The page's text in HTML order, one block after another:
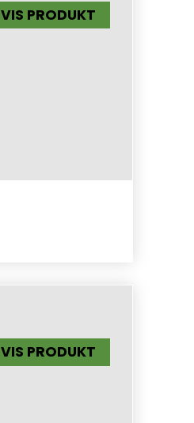
VIS PRODUKT
VIS PRODUKT